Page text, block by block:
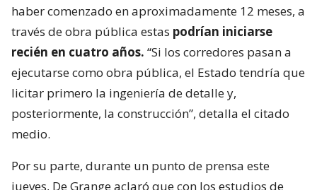
haber comenzado en aproximadamente 12 meses, a
través de obra pública estas podrían iniciarse
recién en cuatro años. “Si los corredores pasan a
ejecutarse como obra pública, el Estado tendría que
licitar primero la ingeniería de detalle y,
posteriormente, la construcción”, detalla el citado
medio.
Por su parte, durante un punto de prensa este
jueves, De Grange aclaró que con los estudios de